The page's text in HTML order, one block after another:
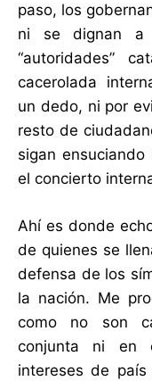
paso, los
ni se dignan a
“autoridades”
cacerolada
un dedo, ni por
resto de
sigan
el concierto
Ahí es donde
de quienes se
defensa de los
la nación. Me
como no son
conjunta ni en
intereses de